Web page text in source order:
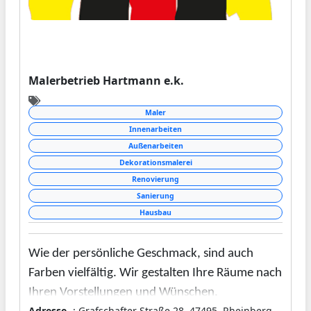
uns also bei Fragen stets kontaktieren. Natürlich
Malerbetrieb Hartmann e.k.
Maler
Innenarbeiten
Außenarbeiten
Dekorationsmalerei
Renovierung
Sanierung
Hausbau
Wie der persönliche Geschmack, sind auch
Farben vielfältig. Wir gestalten Ihre Räume nach
Ihren Vorstellungen und Wünschen.